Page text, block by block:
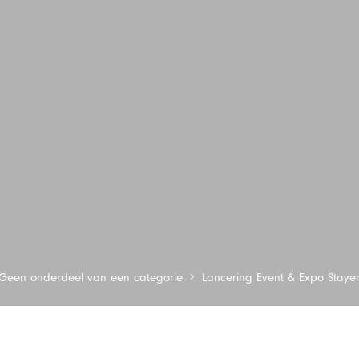
onderdeel van een categorie Lancering Event & Expo